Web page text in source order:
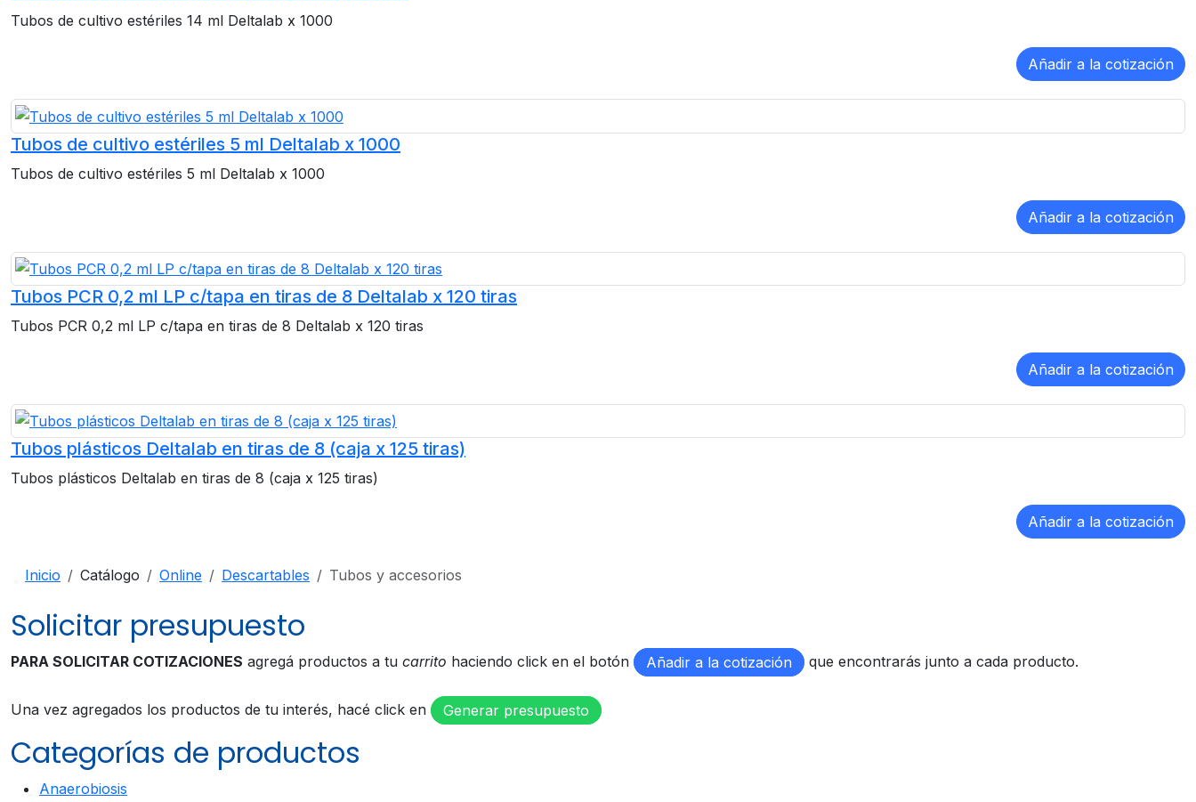
Tubos de cultivo estériles 14 ml Deltalab x 1000
Tubos de cultivo estériles 5 ml Deltalab x 1000
Tubos de cultivo estériles 5 ml Deltalab x 1000
Tubos PCR 0,2 ml LP c/tapa en tiras de 8 Deltalab x 120 tiras
Tubos PCR 0,2 ml LP c/tapa en tiras de 8 Deltalab x 120 tiras
Tubos plásticos Deltalab en tiras de 8 (caja x 125 tiras)
Tubos plásticos Deltalab en tiras de 8 (caja x 125 tiras)
Inicio Catálogo Online Descartables Tubos y accesorios
Solicitar presupuesto
PARA SOLICITAR COTIZACIONES agregá productos a tu carrito haciendo click en el botón Añadir a la cotización que encontrarás junto a cada producto.
Una vez agregados los productos de tu interés, hacé click en Generar presupuesto
Categorías de productos
Anaerobiosis